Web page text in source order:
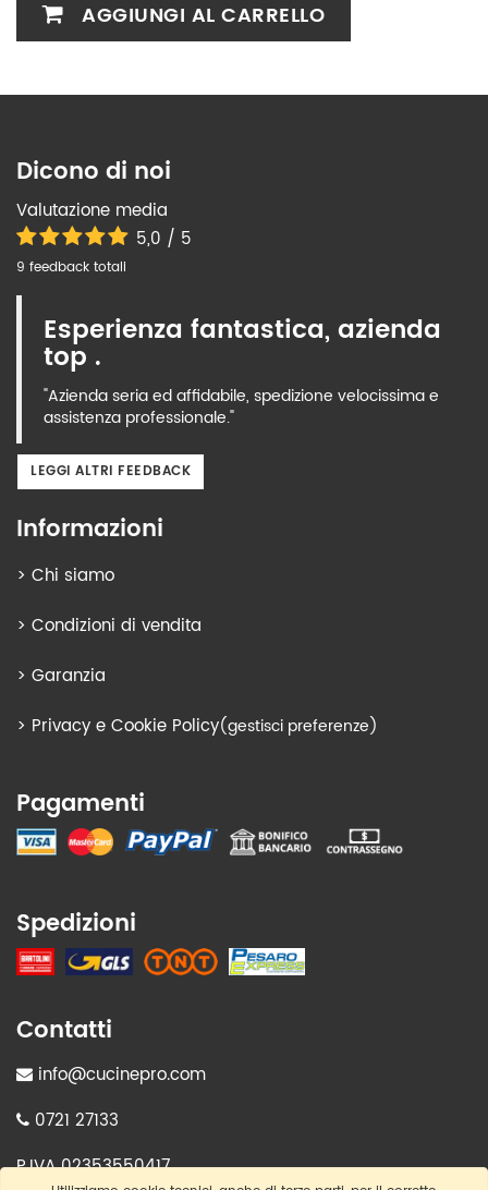
AGGIUNGI AL CARRELLO
Dicono di noi
Valutazione media
5,0 / 5
9 feedback totali
Esperienza fantastica, azienda
top .
"Azienda seria ed affidabile, spedizione velocissima e
assistenza professionale."
LEGGI ALTRI FEEDBACK
Informazioni
> Chi siamo
> Condizioni di vendita
> Garanzia
> Privacy e Cookie Policy(gestisci preferenze)
Pagamenti
Spedizioni
Contatti
info@cucinepro.com
0721 27133
P.IVA 02353550417